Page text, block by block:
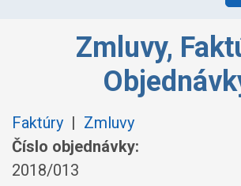
Zmluvy,
Faktúry | Zmluvy
Číslo objednávky:
2018/013